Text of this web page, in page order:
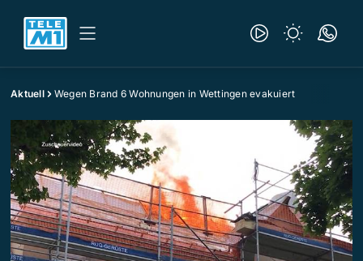
Aktuell Wegen Brand 6 Wohnungen in Wettingen evakuiert